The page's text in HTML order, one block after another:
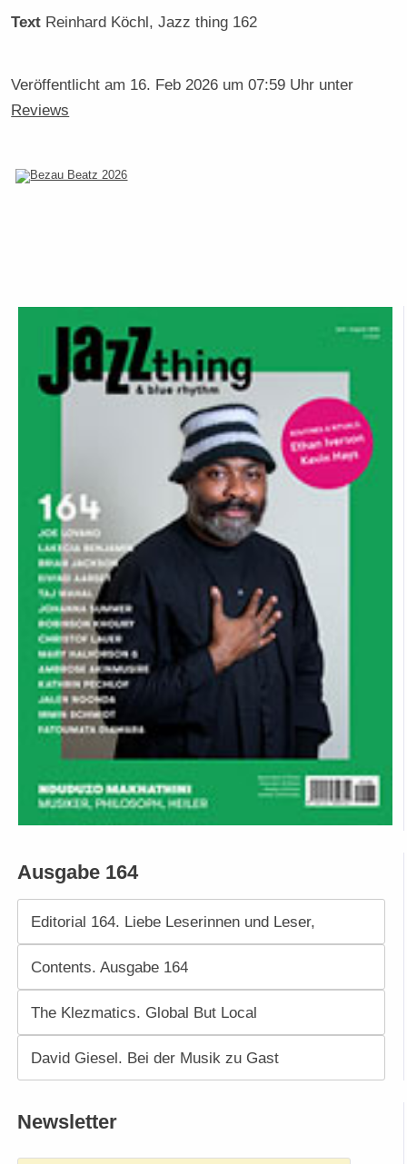
Text Reinhard Köchl, Jazz thing 162
Veröffentlicht am 16. Feb 2026 um 07:59 Uhr unter
Reviews
Ausgabe 164
Editorial 164. Liebe Leserinnen und Leser,
Contents. Ausgabe 164
The Klezmatics. Global But Local
David Giesel. Bei der Musik zu Gast
Newsletter